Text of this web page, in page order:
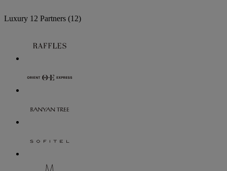
Luxury 12 Partners (12)